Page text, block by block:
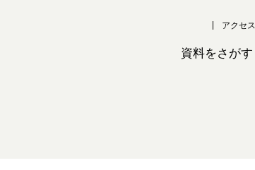
アクセス
資料をさがす